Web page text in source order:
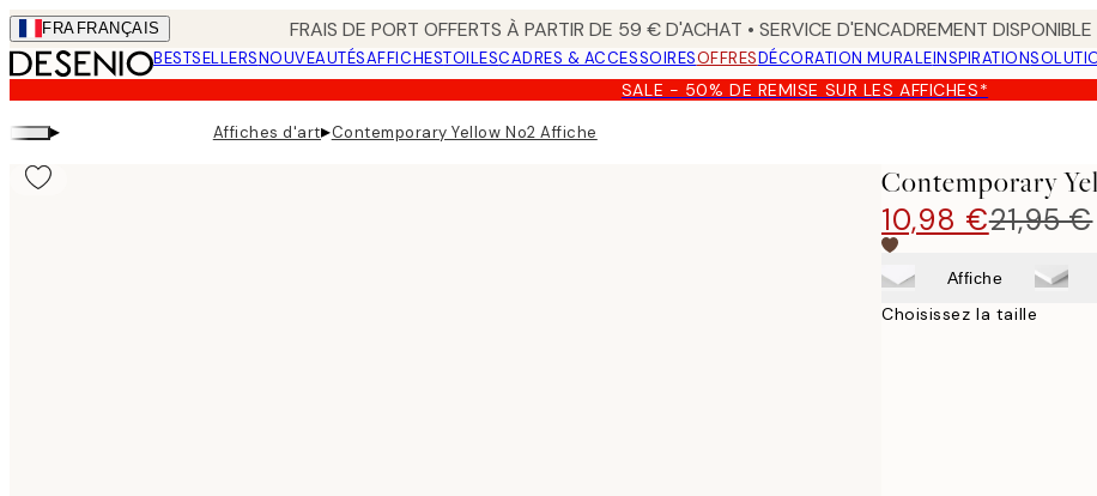
Skip
to
main
content.
FRA FRANÇAIS FRAIS DE PORT OFFERTS À PARTIR DE 59 € D'ACHAT • SERVICE D'ENCADREMENT
BESTSELLERSNOUVEAUTÉSAFFICHESTOILESCADRES & ACCESSOIRESOFFRESDÉCORATION MURALEINSPIRATION
SALE - 50% DE REMISE SUR LES AFFICHES*
▸ Affiches d'art▸Contemporary Yellow No2 Affiche
Contemporary
10,98 €21,95 €
Affiche
Choisissez la taille